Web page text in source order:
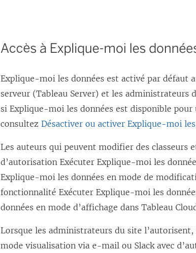
v
e
d
a
n
u
v
Accès à Explique-moi les
Explique-moi les données est activé par défaut
serveur (Tableau Server) et les administrateurs
si Explique-moi les données est disponible
consultezDésactiver ou activer Explique-moi
Les auteurs qui peuvent modifier des classeurs
d’autorisation Exécuter Explique-moi les
Explique-moi les données en mode de
fonctionnalité Exécuter Explique-moi les
données en mode d’affichage dans Tableau
Lorsque les administrateurs du site
mode visualisation via e-mail ou Slack avec